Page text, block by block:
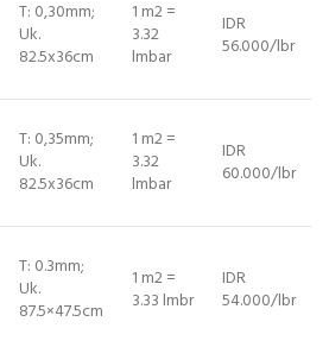
T: 0,30mm;
Uk.
82.5x36cm
1 m2 =
3.32
lmbar
IDR
56.000/lbr
T: 0,35mm;
Uk.
82.5x36cm
1 m2 =
3.32
lmbar
IDR
60.000/lbr
T: 0.3mm;
Uk.
87.5×47.5cm
1 m2 =
3.33 lmbr
IDR
54.000/lbr